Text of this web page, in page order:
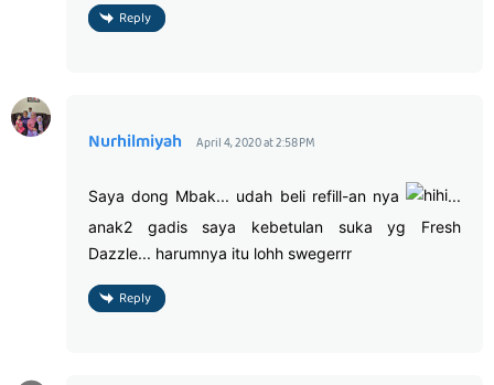
Reply
Nurhilmiyah April 4, 2020 at 2:58 PM
Saya dong Mbak... udah beli refill-an nya
...
anak2 gadis saya kebetulan suka yg Fresh
Dazzle... harumnya itu lohh swegerrr
Reply